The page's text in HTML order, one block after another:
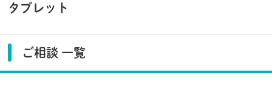
タブレット
ご相談 一覧